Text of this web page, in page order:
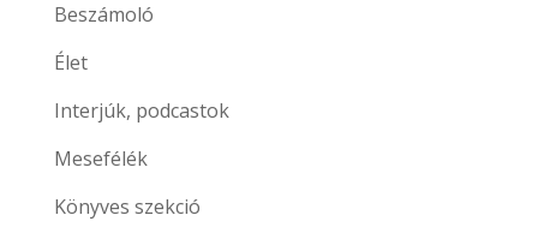
Beszámoló
Élet
Interjúk, podcastok
Mesefélék
Könyves szekció